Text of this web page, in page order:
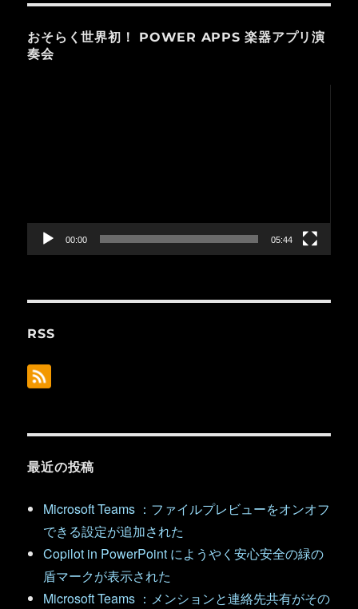
おそらく世界初！ POWER APPS 楽器アプリ演
奏会
ー
00:00 05:44
RSS
最近の投稿
Microsoft Teams ：ファイルプレビューをオンオフ
できる設定が追加された
Copilot in PowerPoint にようやく安心安全の緑の
盾マークが表示された
Microsoft Teams ：メンションと連絡先共有がその